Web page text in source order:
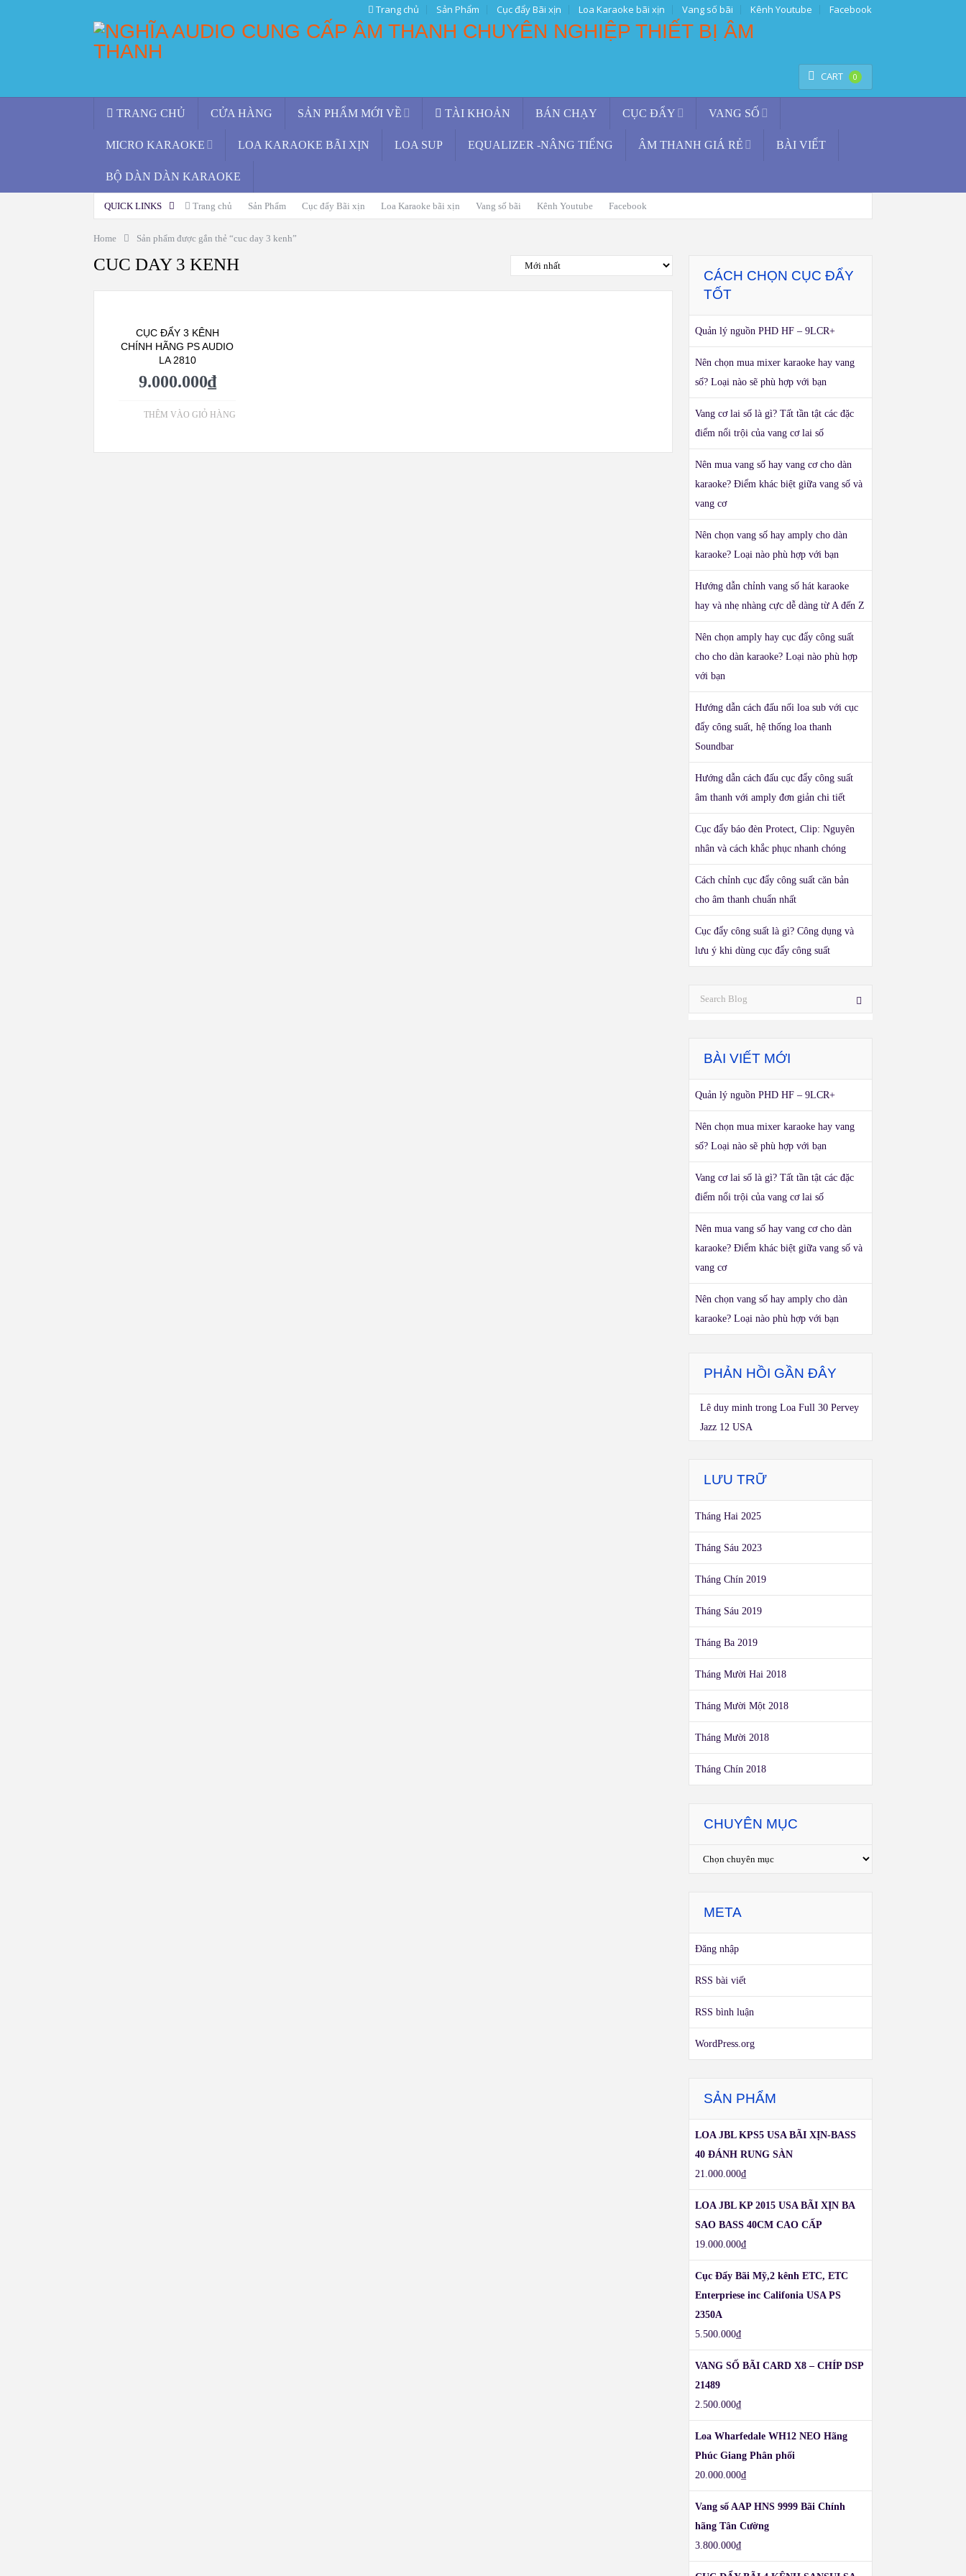
Trang chủ Sản Phẩm Cục đẩy Bãi xịn Loa Karaoke bãi xịn Vang số bãi Kênh Youtube Facebook
CART 0
TRANG CHỦ CỬA HÀNG SẢN PHẨM MỚI VỀ TÀI KHOẢN BÁN CHẠY CỤC ĐẨY VANG SỐ
MICRO KARAOKE LOA KARAOKE BÃI XỊN LOA SUP EQUALIZER -NÂNG TIẾNG ÂM THANH GIÁ RẺ BÀI VIẾT
BỘ DÀN DÀN KARAOKE
QUICK LINKS Trang chủ Sản Phẩm Cục đẩy Bãi xịn Loa Karaoke bãi xịn Vang số bãi Kênh Youtube Facebook
Home Sản phẩm được gắn thẻ “cuc day 3 kenh”
CUC DAY 3 KENH
CỤC ĐẨY 3 KÊNH
CHÍNH HÃNG PS AUDIO
LA 2810
9.000.000₫
THÊM VÀO GIỎ HÀNG
CÁCH CHỌN CỤC ĐẨY
TỐT
Quản lý nguồn PHD HF – 9LCR+
Nên chọn mua mixer karaoke hay vang
số? Loại nào sẽ phù hợp với bạn
Vang cơ lai số là gì? Tất tần tật các đặc
điểm nổi trội của vang cơ lai số
Nên mua vang số hay vang cơ cho dàn
karaoke? Điểm khác biệt giữa vang số và
vang cơ
Nên chọn vang số hay amply cho dàn
karaoke? Loại nào phù hợp với bạn
Hướng dẫn chỉnh vang số hát karaoke
hay và nhẹ nhàng cực dễ dàng từ A đến Z
Nên chọn amply hay cục đẩy công suất
cho cho dàn karaoke? Loại nào phù hợp
với bạn
Hướng dẫn cách đấu nối loa sub với cục
đẩy công suất, hệ thống loa thanh
Soundbar
Hướng dẫn cách đấu cục đẩy công suất
âm thanh với amply đơn giản chi tiết
Cục đẩy báo đèn Protect, Clip: Nguyên
nhân và cách khắc phục nhanh chóng
Cách chỉnh cục đẩy công suất căn bản
cho âm thanh chuẩn nhất
Cục đẩy công suất là gì? Công dụng và
lưu ý khi dùng cục đẩy công suất
BÀI VIẾT MỚI
Quản lý nguồn PHD HF – 9LCR+
Nên chọn mua mixer karaoke hay vang
số? Loại nào sẽ phù hợp với bạn
Vang cơ lai số là gì? Tất tần tật các đặc
điểm nổi trội của vang cơ lai số
Nên mua vang số hay vang cơ cho dàn
karaoke? Điểm khác biệt giữa vang số và
vang cơ
Nên chọn vang số hay amply cho dàn
karaoke? Loại nào phù hợp với bạn
PHẢN HỒI GẦN ĐÂY
Lê duy minh trongLoa Full 30 Pervey
Jazz 12 USA
LƯU TRỮ
Tháng Hai 2025
Tháng Sáu 2023
Tháng Chín 2019
Tháng Sáu 2019
Tháng Ba 2019
Tháng Mười Hai 2018
Tháng Mười Một 2018
Tháng Mười 2018
Tháng Chín 2018
CHUYÊN MỤC
META
Đăng nhập
RSS bài viết
RSS bình luận
WordPress.org
SẢN PHẨM
LOA JBL KPS5 USA BÃI XỊN-BASS
40 ĐÁNH RUNG SÀN
21.000.000₫
LOA JBL KP 2015 USA BÃI XỊN BA
SAO BASS 40CM CAO CẤP
19.000.000₫
Cục Đẩy Bãi Mỹ,2 kênh ETC, ETC
Enterpriese inc Califonia USA PS
2350A
5.500.000₫
VANG SỐ BÃI CARD X8 – CHÍP DSP
21489
2.500.000₫
Loa Wharfedale WH12 NEO Hãng
Phúc Giang Phân phối
20.000.000₫
Vang số AAP HNS 9999 Bãi Chính
hãng Tân Cường
3.800.000₫